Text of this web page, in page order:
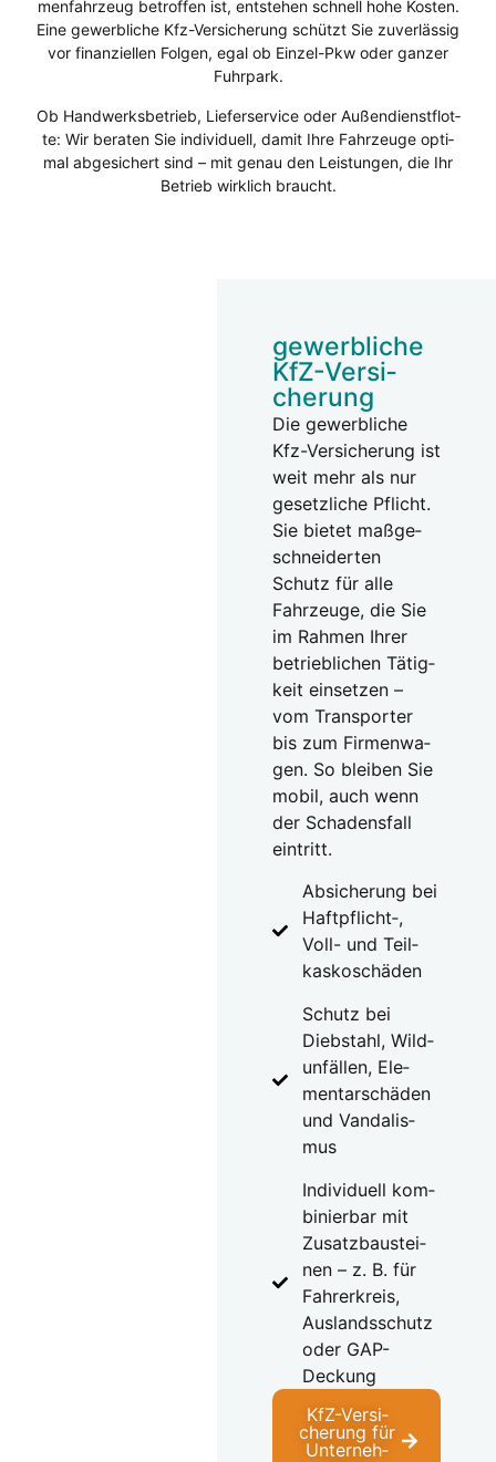
men­fahr­zeug betrof­fen ist, ent­ste­hen schnell hohe Kos­ten.
Eine gewerb­li­che Kfz-Ver­si­che­rung schützt Sie zuver­läs­sig
vor finan­zi­el­len Fol­gen, egal ob Ein­zel-Pkw oder gan­zer
Fuhr­park.
Ob Hand­werks­be­trieb, Lie­fer­ser­vice oder Außen­dienst­flot­
te: Wir bera­ten Sie indi­vi­du­ell, damit Ihre Fahr­zeu­ge opti­
mal abge­si­chert sind – mit genau den Leis­tun­gen, die Ihr
Betrieb wirk­lich braucht.
gewerb­li­che
KfZ-Ver­si­
che­rung
Die gewerb­li­che
Kfz-Ver­si­che­rung ist
weit mehr als nur
gesetz­li­che Pflicht.
Sie bie­tet maß­ge­
schnei­der­ten
Schutz für alle
Fahr­zeu­ge, die Sie
im Rah­men Ihrer
betrieb­li­chen Tätig­
keit ein­set­zen –
vom Trans­por­ter
bis zum Fir­men­wa­
gen. So blei­ben Sie
mobil, auch wenn
der Scha­dens­fall
ein­tritt.
Absi­che­rung bei
Haftpflicht‑,
Voll- und Teil­
kas­ko­schä­den
Schutz bei
Dieb­stahl, Wild­
un­fäl­len, Ele­
men­tar­schä­den
und Van­da­lis­
mus
Indi­vi­du­ell kom­
bi­nier­bar mit
Zusatz­bau­stei­
nen – z. B. für
Fah­rer­kreis,
Aus­lands­schutz
oder GAP-
Deckung
KfZ-Ver­si­
che­rung für
Unter­neh­